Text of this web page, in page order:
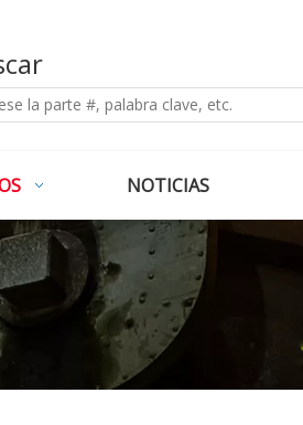
NOTICIAS